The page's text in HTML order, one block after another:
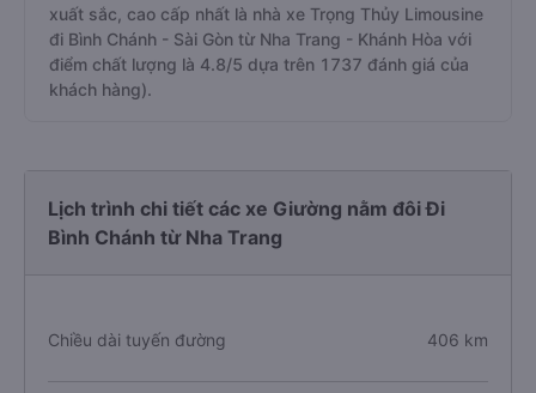
xuất sắc, cao cấp nhất là nhà xe Trọng Thủy Limousine
đi Bình Chánh - Sài Gòn từ Nha Trang - Khánh Hòa với
điểm chất lượng là 4.8/5 dựa trên 1737 đánh giá của
khách hàng).
Lịch trình chi tiết các xe Giường nằm đôi Đi
Bình Chánh từ Nha Trang
Chiều dài tuyến đường 406 km